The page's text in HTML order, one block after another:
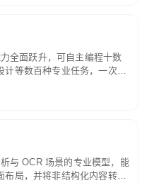
全面跃升，可自主编程十数
计等数百种专业任务，一次对
贯穿规划、执行与验证全流
析。长程任务中自主规划与
与 OCR 场景的专业模型，能
布局，并将非结构化内容转换